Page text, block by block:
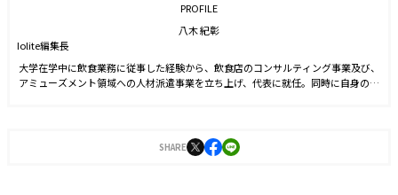
PROFILE
八木 紀彰
Iolite編集長
大学在学中に飲食業務に従事した経験から、飲食店のコンサルティング事業及び、
アミューズメント領域への人材派遣事業を立ち上げ、代表に就任。同時に自身のブ
刊。
SHARE